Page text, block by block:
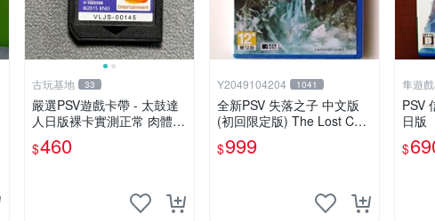
古玩基地 33
嚴選PSV遊戲卡帶 - 太鼓達
人日版裸卡實測正常 肉體直
銷 Sony官方認證 太鼓達人
PSV 日版裸卡 測試無誤 PS
$460
Y2049104204 1041
全新PSV 失落之子 中文版
(初回限定版) The Lost Chil
$999
隼遊
PSV
日版
$